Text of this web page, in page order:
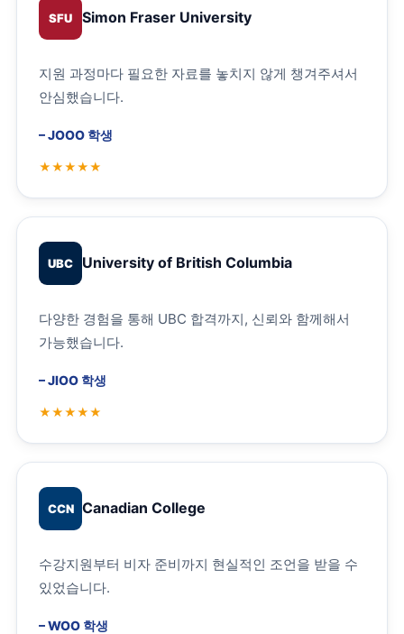
SFU Simon Fraser University
지원 과정마다 필요한 자료를 놓치지 않게 챙겨주셔서
안심했습니다.
–JOOO 학생
UBC University of British Columbia
다양한 경험을 통해 UBC 합격까지, 신뢰와 함께해서
가능했습니다.
–JIOO 학생
CCN Canadian College
수강지원부터 비자 준비까지 현실적인 조언을 받을 수
있었습니다.
–WOO 학생